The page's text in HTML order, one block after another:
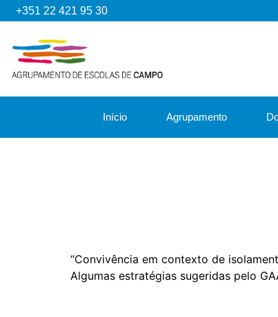
+351 22 421 95 30
Início Agrupamento
“Convivência em contexto de
Algumas estratégias sugeridas pelo